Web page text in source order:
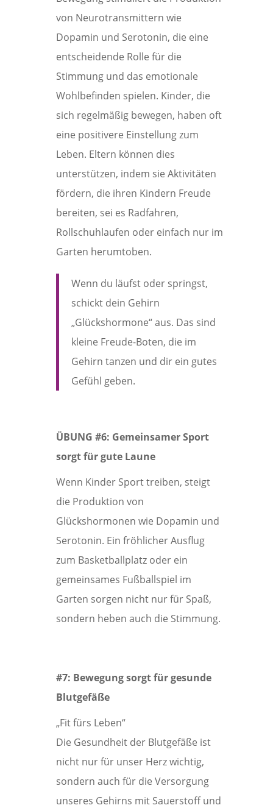
von Neurotransmittern wie
Dopamin und Serotonin, die eine
entscheidende Rolle für die
Stimmung und das emotionale
Wohlbefinden spielen. Kinder, die
sich regelmäßig bewegen, haben oft
eine positivere Einstellung zum
Leben. Eltern können dies
unterstützen, indem sie Aktivitäten
fördern, die ihren Kindern Freude
bereiten, sei es Radfahren,
Rollschuhlaufen oder einfach nur im
Garten herumtoben.
Wenn du läufst oder springst,
schickt dein Gehirn
„Glückshormone“ aus. Das sind
kleine Freude-Boten, die im
Gehirn tanzen und dir ein gutes
Gefühl geben.
ÜBUNG #6: Gemeinsamer Sport
sorgt für gute Laune
Wenn Kinder Sport treiben, steigt
die Produktion von
Glückshormonen wie Dopamin und
Serotonin. Ein fröhlicher Ausflug
zum Basketballplatz oder ein
gemeinsames Fußballspiel im
Garten sorgen nicht nur für Spaß,
sondern heben auch die Stimmung.
#7: Bewegung sorgt für gesunde
Blutgefäße
„Fit fürs Leben“
Die Gesundheit der Blutgefäße ist
nicht nur für unser Herz wichtig,
sondern auch für die Versorgung
unseres Gehirns mit Sauerstoff und